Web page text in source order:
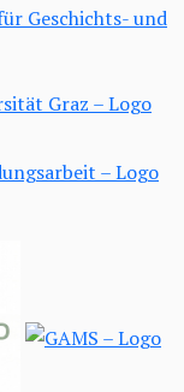
Geschichts- und